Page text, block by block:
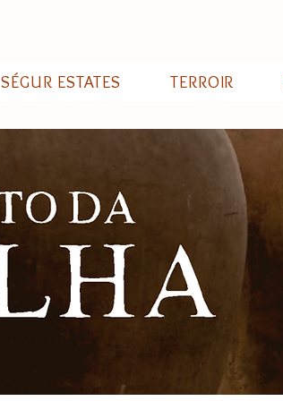
SÉGUR ESTATES TERROIR